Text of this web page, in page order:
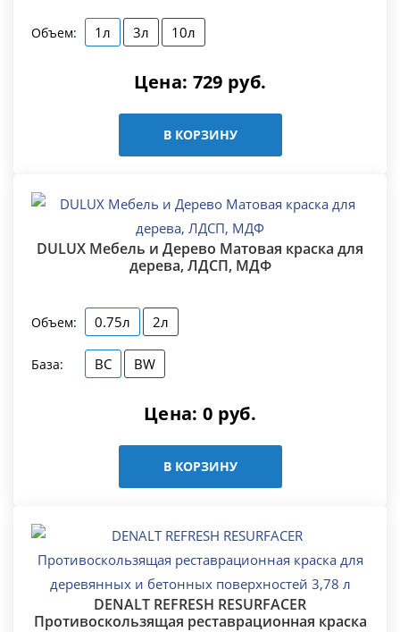
Объем: 1л 3л 10л
Цена: 729 руб.
В КОРЗИНУ
DULUX Мебель и Дерево Матовая краска для
дерева, ЛДСП, МДФ
Объем: 0.75л 2л
База: BC BW
Цена: 0 руб.
В КОРЗИНУ
DENALT REFRESH RESURFACER
Противоскользящая реставрационная краска